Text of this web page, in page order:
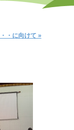
・・に向けて »